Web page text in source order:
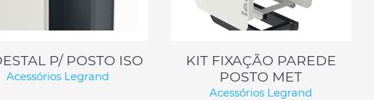
P/ POSTO ISO
Acessórios Legrand
KIT FIXAÇÃO PAREDE
POSTO MET
Acessórios Legrand